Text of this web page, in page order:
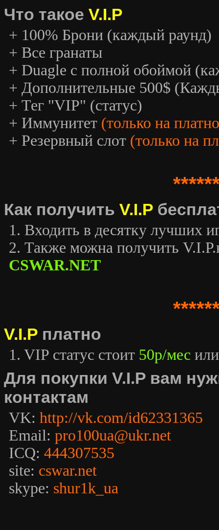
Что такое V.I.P
+ 100% Брони (каждый раунд)
+ Все гранаты
+ Duagle с полной обоймой
+ Дополнительные 500$
+ Тег "VIP" (статус)
+ Иммунитет (только на
+ Резервный слот (только на
Как получить V.I.P
1. Входить в десятку лучших
2. Также можна получить
CSWAR.NET
V.I.P платно
1. VIP статус стоит 50р/мес
Для покупки V.I.P вам
контактам
VK: http://vk.com/id62331365
Email: pro100ua@ukr.net
ICQ: 444307535
site: cswar.net
skype: shur1k_ua